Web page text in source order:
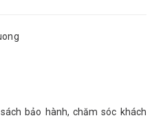
bảo hành, chăm sóc khách